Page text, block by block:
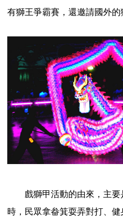
有獅王爭霸賽，還邀請國外的
戲獅甲活動的由來，主要
時，民眾拿畚箕耍弄對打、